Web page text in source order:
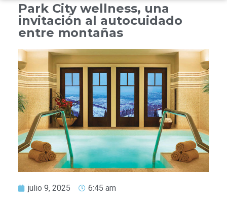
Park City wellness, una
invitación al autocuidado
entre montañas
julio 9, 2025 6:45 am